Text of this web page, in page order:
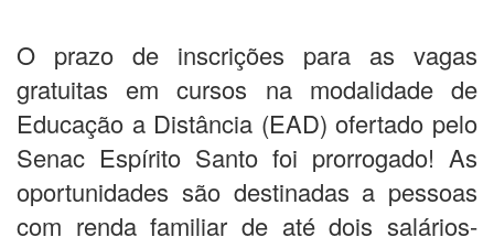
O prazo de inscrições para as vagas
gratuitas em cursos na modalidade de
Educação a Distância (EAD) ofertado pelo
Senac Espírito Santo foi prorrogado! As
oportunidades são destinadas a pessoas
com renda familiar de até dois salários-